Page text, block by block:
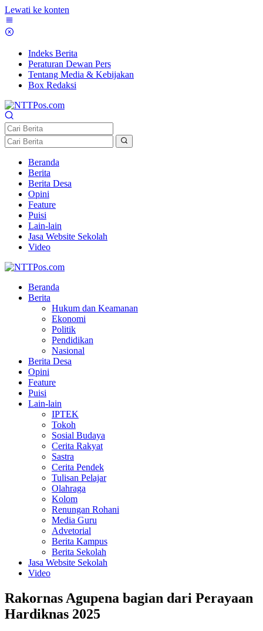
Lewati ke konten
Indeks Berita
Peraturan Dewan Pers
Tentang Media & Kebijakan
Box Redaksi
Beranda
Berita
Berita Desa
Opini
Feature
Puisi
Lain-lain
Jasa Website Sekolah
Video
Beranda
Berita
Hukum dan Keamanan
Ekonomi
Politik
Pendidikan
Nasional
Berita Desa
Opini
Feature
Puisi
Lain-lain
IPTEK
Tokoh
Sosial Budaya
Cerita Rakyat
Sastra
Cerita Pendek
Tulisan Pelajar
Olahraga
Kolom
Renungan Rohani
Media Guru
Advetorial
Berita Kampus
Berita Sekolah
Jasa Website Sekolah
Video
Rakornas Agupena bagian dari Perayaan
Hardiknas 2025